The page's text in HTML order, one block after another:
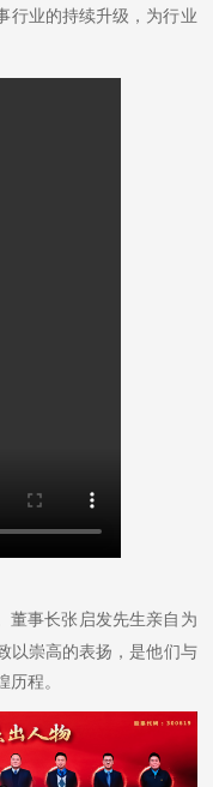
行业的持续升级，为行业
董事长张启发先生亲自为
以崇高的表扬，是他们与
历程。